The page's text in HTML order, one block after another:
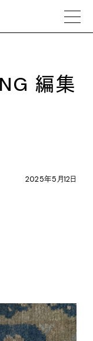
編集
2025年5月12日